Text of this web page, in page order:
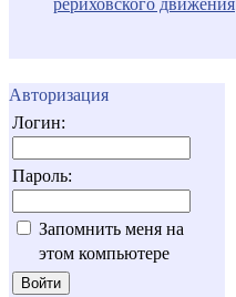
Авторизация
Логин:
Пароль:
Запомнить меня на
этом компьютере